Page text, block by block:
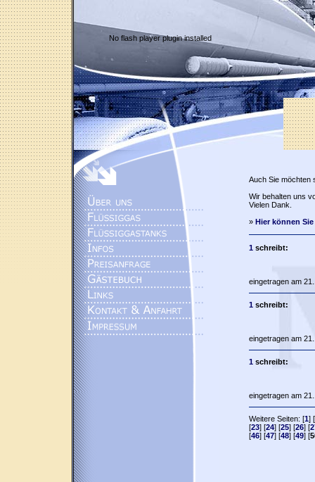
No flash player plugin installed
Auch Sie möchten
Wir behalten uns
Vielen Dank.
» Hier können
1schreibt:
eingetragen am
1schreibt:
eingetragen am
1schreibt:
eingetragen am
Weitere Seiten: [1] [
[23] [24] [25] [26] [
[46] [47] [48] [49] [